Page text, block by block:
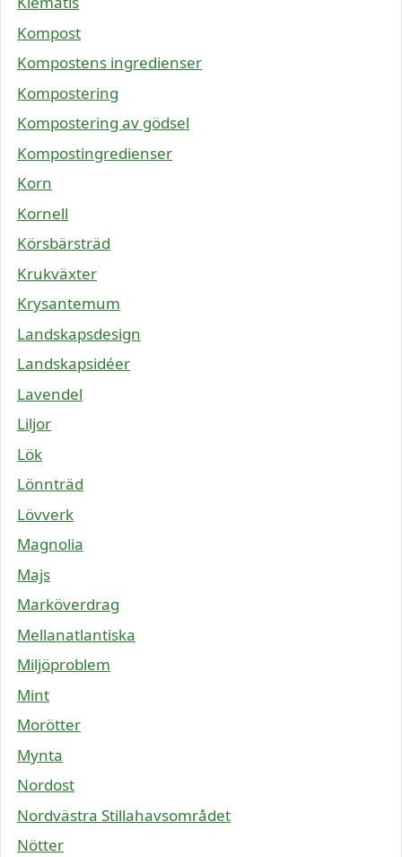
Kompost
Kompostens ingredienser
Kompostering
Kompostering av gödsel
Kompostingredienser
Korn
Kornell
Körsbärsträd
Krukväxter
Krysantemum
Landskapsdesign
Landskapsidéer
Lavendel
Liljor
Lök
Lönnträd
Lövverk
Magnolia
Majs
Marköverdrag
Mellanatlantiska
Miljöproblem
Mint
Morötter
Mynta
Nordost
Nordvästra Stillahavsområdet
Nötter